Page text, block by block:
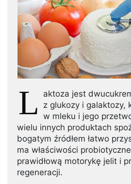
L
aktoza jest
z glukozy i galaktozy,
w mleku i jego
wielu innych produktach
bogatym źródłem łatwo
ma właściwości
prawidłową motorykę jelit i
regeneracji.